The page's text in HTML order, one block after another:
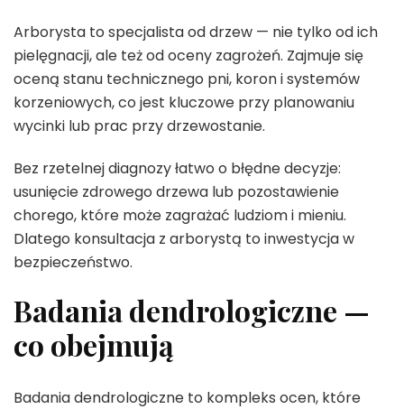
Arborysta to specjalista od drzew — nie tylko od ich
pielęgnacji, ale też od oceny zagrożeń. Zajmuje się
oceną stanu technicznego pni, koron i systemów
korzeniowych, co jest kluczowe przy planowaniu
wycinki lub prac przy drzewostanie.
Bez rzetelnej diagnozy łatwo o błędne decyzje:
usunięcie zdrowego drzewa lub pozostawienie
chorego, które może zagrażać ludziom i mieniu.
Dlatego konsultacja z arborystą to inwestycja w
bezpieczeństwo.
Badania dendrologiczne —
co obejmują
Badania dendrologiczne to kompleks ocen, które